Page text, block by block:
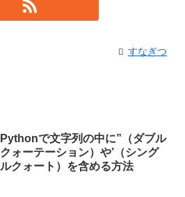
すなぎつ
Pythonで文字列の中に”（ダブル
クォーテーション）や’（シング
ルクォート）を含める方法